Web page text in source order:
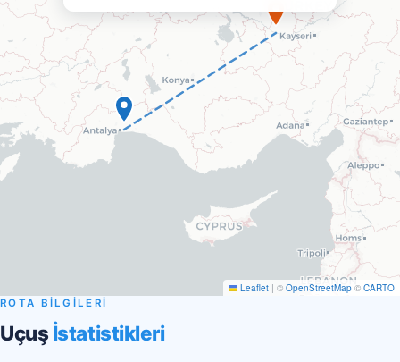
Leaflet | © OpenStreetMap © CARTO
ROTA BİLGİLERİ
Uçuş İstatistikleri